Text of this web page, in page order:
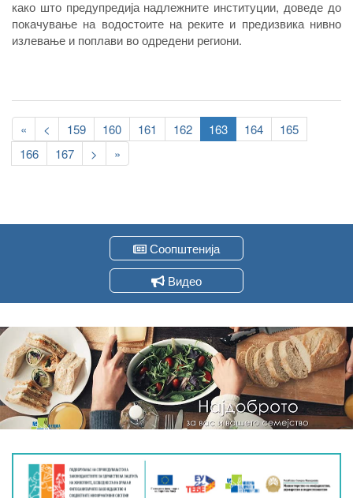
како што предупредија надлежните институции, доведе до
покачување на водостоите на реките и предизвика нивно
излевање и поплави во одредени региони.
Pagination
First
page
«
Previous
page
< Page
159 Page
160 Page
161 Page
162
Current
page
163 Page
164 Page
165
Page
166 Page
167
Следна
страна
>
Last
page
»
Соопштенија
Видео